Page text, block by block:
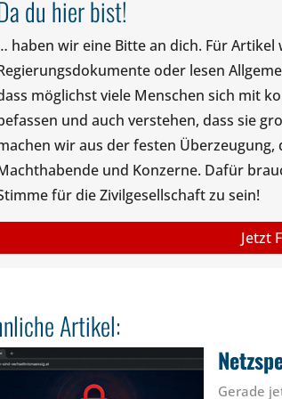
du hier bist!
haben wir eine Bitte an dich. Für
oder lesen
möglichst viele Menschen sich mit
und auch verstehen, dass sie
wir aus der festen
und Konzerne. Dafür
für die Zivilgesellschaft zu sein!
Jetzt
Artikel:
Gerade